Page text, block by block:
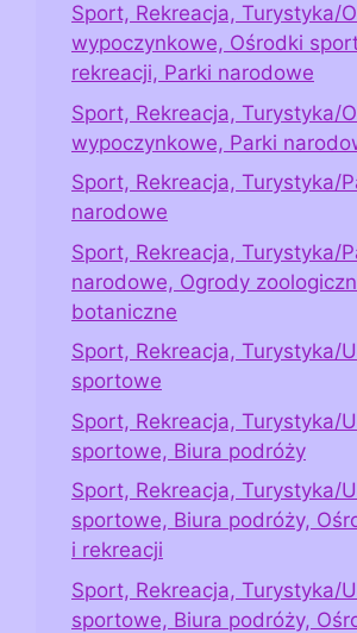
Sport, Rekreacja, Turystyka/
wypoczynkowe, Ośrodki
rekreacji, Parki narodowe
Sport, Rekreacja, Turystyka/
wypoczynkowe, Parki
Sport, Rekreacja, Turystyka/
narodowe
Sport, Rekreacja, Turystyka/
narodowe, Ogrody
botaniczne
Sport, Rekreacja, Turystyka/
sportowe
Sport, Rekreacja, Turystyka/
sportowe, Biura podróży
Sport, Rekreacja, Turystyka/
sportowe, Biura podróży,
i rekreacji
Sport, Rekreacja, Turystyka/
sportowe, Biura podróży,